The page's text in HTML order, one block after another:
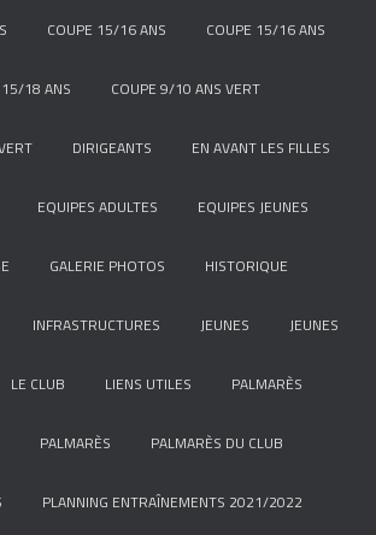
COUPE 15/16 ANS COUPE 15/16 ANS
15/18 ANS COUPE 9/10 ANS VERT
DIRIGEANTS EN AVANT LES FILLES
EQUIPES ADULTES EQUIPES JEUNES
GALERIE PHOTOS HISTORIQUE
INFRASTRUCTURES JEUNES JEUNES
LE CLUB LIENS UTILES PALMARÈS
PALMARÈS PALMARÈS DU CLUB
PLANNING ENTRAÎNEMENTS 2021/2022